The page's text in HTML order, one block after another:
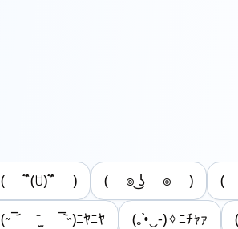
( ´ิ(ꇴ)´ิ ) ( ๏ ͜ʖ ๏ ) (
(˶‾᷄ ⁻̫ ‾᷅˵)ﾆﾔﾆﾔ (｡•̀‿-)✧ﾆﾁｬｧ